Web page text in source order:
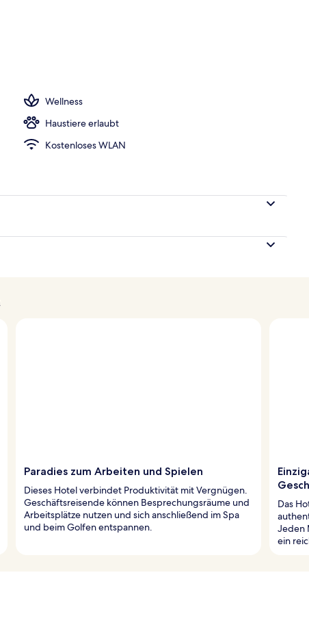
Wellness
Haustiere erlaubt
Kostenloses WLAN
Paradies zum Arbeiten und Spielen
Dieses Hotel verbindet Produktivität mit Vergnügen.
Geschäftsreisende können Besprechungsräume und
Arbeitsplätze nutzen und sich anschließend im Spa
und beim Golfen entspannen.
Das
Jeden
ein